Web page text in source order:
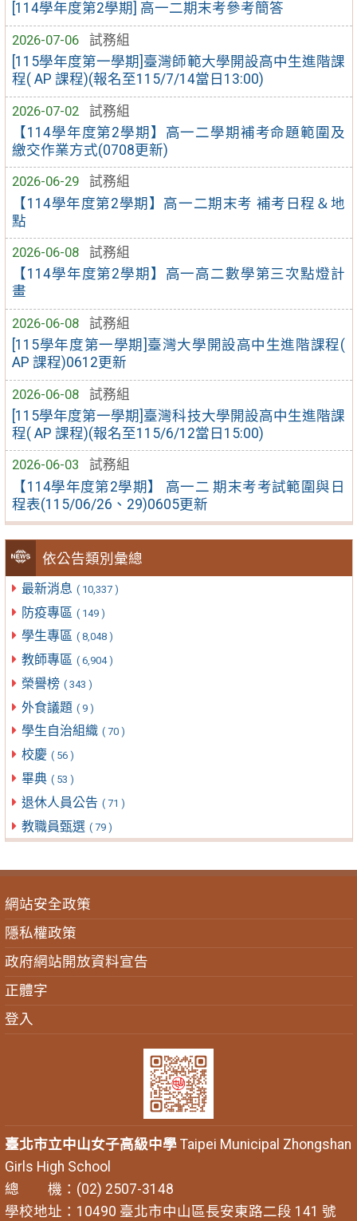
[114學年度第2學期] 高一二期末考參考簡答
2026-07-06
試務組
[115學年度第一學期]臺灣師範大學開設高中生進階課
程( AP 課程)(報名至115/7/14當日13:00)
2026-07-02
試務組
【114學年度第2學期】高一二學期補考命題範圍及
繳交作業方式(0708更新)
2026-06-29
試務組
【114學年度第2學期】高一二期末考 補考日程＆地
點
2026-06-08
試務組
【114學年度第2學期】高一高二數學第三次點燈計
畫
2026-06-08
試務組
[115學年度第一學期]臺灣大學開設高中生進階課程(
AP 課程)0612更新
2026-06-08
試務組
[115學年度第一學期]臺灣科技大學開設高中生進階課
程( AP 課程)(報名至115/6/12當日15:00)
2026-06-03
試務組
【114學年度第2學期】 高一二 期末考考試範圍與日
程表(115/06/26、29)0605更新
依公告類別彙總
最新消息 ( 10,337 )
防疫專區 ( 149 )
學生專區 ( 8,048 )
教師專區 ( 6,904 )
榮譽榜 ( 343 )
外食議題 ( 9 )
學生自治組織 ( 70 )
校慶 ( 56 )
畢典 ( 53 )
退休人員公告 ( 71 )
教職員甄選 ( 79 )
網站安全政策
隱私權政策
政府網站開放資料宣告
正體字
登入
臺北市立中山女子高級中學Taipei Municipal Zhongshan
Girls High School
總 機：(02) 2507-3148
學校地址：10490 臺北市中山區長安東路二段 141 號